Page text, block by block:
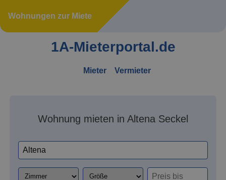
Wohnungen zur Miete
1A-Mieterportal.de
Mieter Vermieter
Wohnung mieten in Altena Seckel